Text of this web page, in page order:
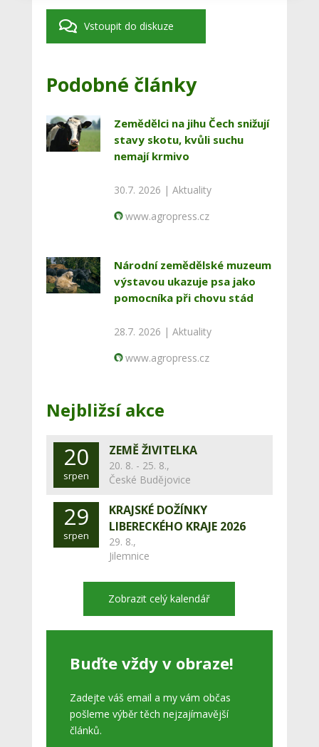
Vstoupit do diskuze
Podobné články
Zemědělci na jihu Čech snižují
stavy skotu, kvůli suchu
nemají krmivo
30.7. 2026 | Aktuality
www.agropress.cz
Národní zemědělské muzeum
výstavou ukazuje psa jako
pomocníka při chovu stád
28.7. 2026 | Aktuality
www.agropress.cz
Nejbližsí akce
20
srpen
ZEMĚ ŽIVITELKA
20. 8. - 25. 8.,
České Budějovice
29
srpen
KRAJSKÉ DOŽÍNKY
LIBERECKÉHO KRAJE 2026
29. 8.,
Jilemnice
Zobrazit celý kalendář
Buďte vždy v obraze!
Zadejte váš email a my vám občas
pošleme výběr těch nejzajímavější
článků.